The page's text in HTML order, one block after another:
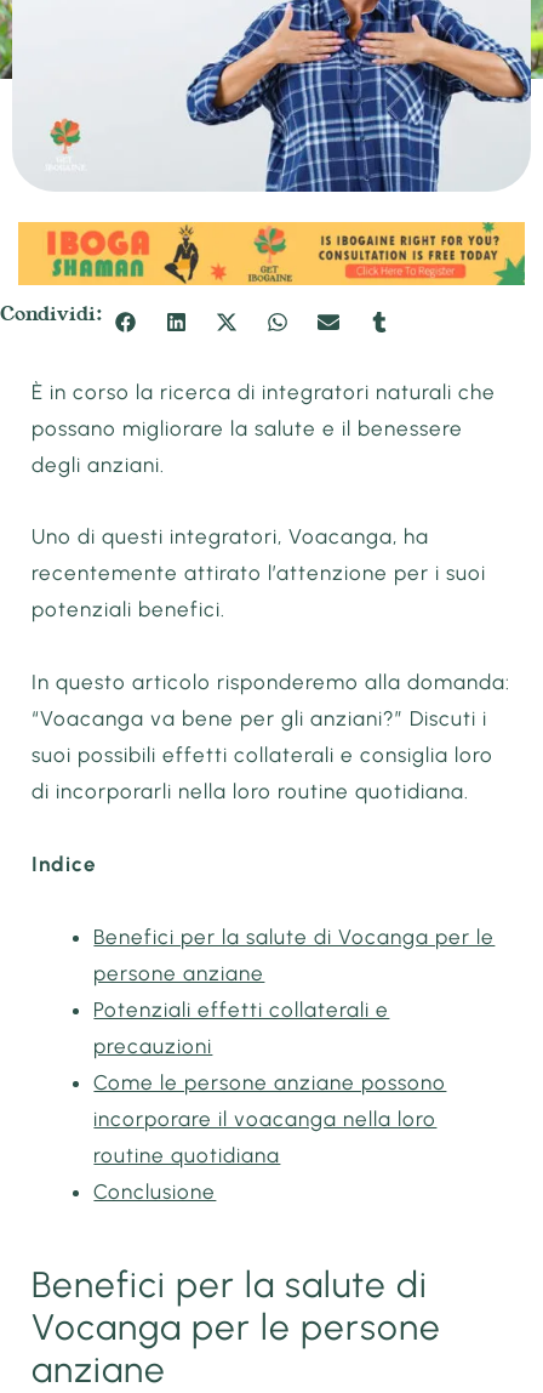
Condividi:
È in corso la ricerca di integratori naturali che
possano migliorare la salute e il benessere
degli anziani.
Uno di questi integratori, Voacanga, ha
recentemente attirato l’attenzione per i suoi
potenziali benefici.
In questo articolo risponderemo alla domanda:
“Voacanga va bene per gli anziani?” Discuti i
suoi possibili effetti collaterali e consiglia loro
di incorporarli nella loro routine quotidiana.
Indice
Benefici per la salute di Vocanga per le
persone anziane
Potenziali effetti collaterali e
precauzioni
Come le persone anziane possono
incorporare il voacanga nella loro
routine quotidiana
Conclusione
Benefici per la salute di
Vocanga per le persone
anziane